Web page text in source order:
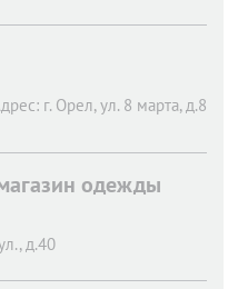
г. Орел, ул. 8 марта, д.8
одежды
д.40